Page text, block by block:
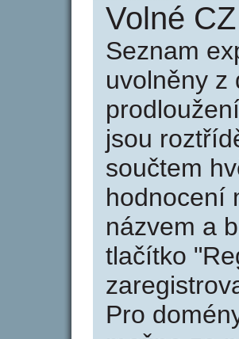
Volné
Seznam
uvolněny z
jsou
součtem
hodnocení
názvem a
tlačítko
Pro